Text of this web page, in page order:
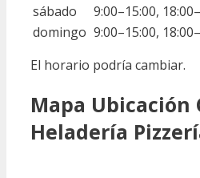
sábado
9:00–15:00,
domingo 9:00–15:00,
El horario podría cambiar.
Mapa Ubicación
Heladería